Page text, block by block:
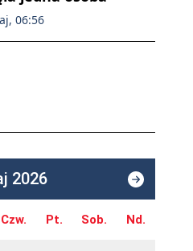
06:56
2026
Czw. Pt. Sob. Nd.